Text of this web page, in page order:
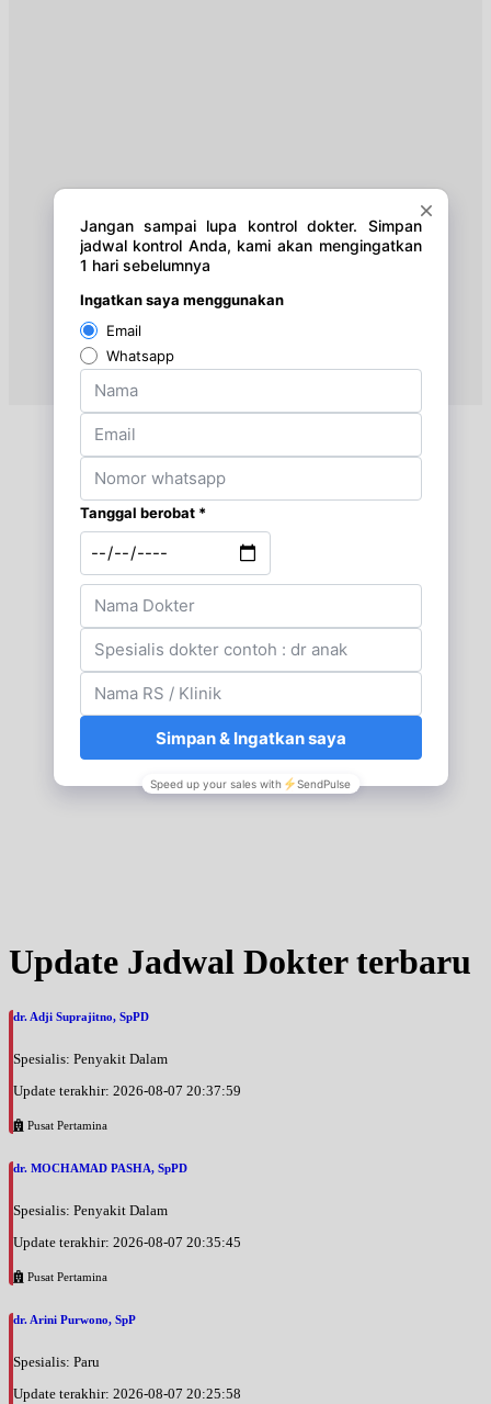
Update Jadwal Dokter terbaru
dr. Adji Suprajitno, SpPD
Spesialis: Penyakit Dalam
Update terakhir: 2026-08-07 20:37:59
Pusat Pertamina
dr. MOCHAMAD PASHA, SpPD
Spesialis: Penyakit Dalam
Update terakhir: 2026-08-07 20:35:45
Pusat Pertamina
dr. Arini Purwono, SpP
Spesialis: Paru
Update terakhir: 2026-08-07 20:25:58